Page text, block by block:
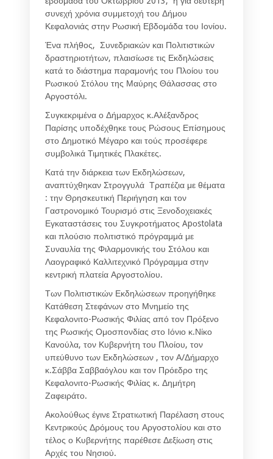
συνεχή χρόνια συμμετοχή του Δήμου
Κεφαλονιάς στην Ρωσική Εβδομάδα του Ιονίου.
Ένα πλήθος, Συνεδριακών και Πολιτιστικών
δραστηριοτήτων, πλαισίωσε τις Εκδηλώσεις
κατά το διάστημα παραμονής του Πλοίου του
Ρωσικού Στόλου της Μαύρης Θάλασσας στο
Αργοστόλι.
Συγκεκριμένα ο Δήμαρχος κ.Αλέξανδρος
Παρίσης υποδέχθηκε τους Ρώσους Επίσημους
στο Δημοτικό Μέγαρο και τούς προσέφερε
συμβολικά Τιμητικές Πλακέτες.
Κατά την διάρκεια των Εκδηλώσεων,
αναπτύχθηκαν Στρογγυλά Τραπέζια με θέματα
: την Θρησκευτική Περιήγηση και τον
Γαστρονομικό Τουρισμό στις Ξενοδοχειακές
Εγκαταστάσεις του Συγκροτήματος Apοstolata
και πλούσιο πολιτιστικό πρόγραμμά με
Συναυλία της Φιλαρμονικής του Στόλου και
Λαογραφικό Καλλιτεχνικό Πρόγραμμα στην
κεντρική πλατεία Αργοστολίου.
Των Πολιτιστικών Εκδηλώσεων προηγήθηκε
Κατάθεση Στεφάνων στο Μνημείο της
Κεφαλονιτο-Ρωσικής Φιλίας από τον Πρόξενο
της Ρωσικής Ομοσπονδίας στο Ιόνιο κ.Νίκο
Κανούλα, τον Κυβερνήτη του Πλοίου, τον
υπεύθυνο των Εκδηλώσεων , τον Α/Δήμαρχο
κ.Σάββα Σαββαόγλου και τον Πρόεδρο της
Κεφαλονιτο-Ρωσικής Φιλίας κ. Δημήτρη
Ζαφειράτο.
Ακολούθως έγινε Στρατιωτική Παρέλαση στους
Κεντρικούς Δρόμους του Αργοστολίου και στο
τέλος ο Κυβερνήτης παρέθεσε Δεξίωση στις
Αρχές του Νησιού.